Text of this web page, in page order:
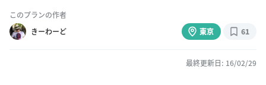
このプランの作者
きーわーど
東京 61
最終更新日: 16/02/29